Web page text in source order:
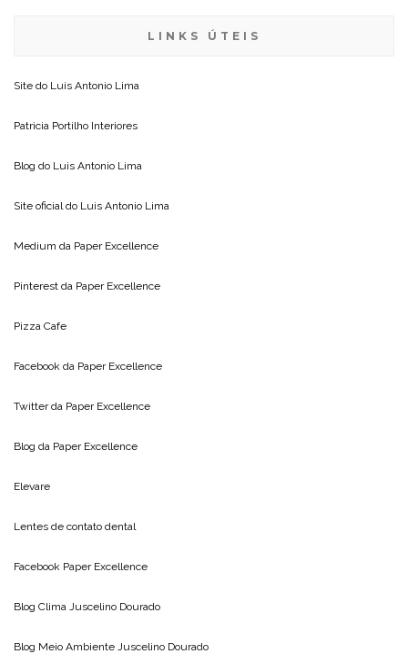
LINKS ÚTEIS
Site do Luis Antonio Lima
Patricia Portilho Interiores
Blog do Luis Antonio Lima
Site oficial do Luis Antonio Lima
Medium da Paper Excellence
Pinterest da Paper Excellence
Pizza Cafe
Facebook da Paper Excellence
Twitter da Paper Excellence
Blog da Paper Excellence
Elevare
Lentes de contato dental
Facebook Paper Excellence
Blog Clima Juscelino Dourado
Blog Meio Ambiente Juscelino Dourado